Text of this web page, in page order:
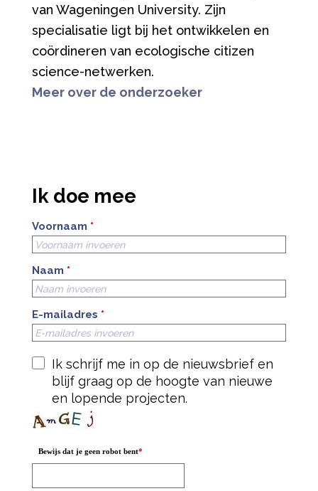
van Wageningen University. Zijn
specialisatie ligt bij het ontwikkelen en
coördineren van ecologische citizen
science-netwerken.
Meer over de onderzoeker
Ik doe mee
Voornaam *
Naam *
E-mailadres *
Ik schrijf me in op de nieuwsbrief en
blijf graag op de hoogte van nieuwe
en lopende projecten.
Bewijs dat je geen robot bent*